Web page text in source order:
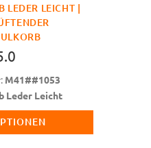
LEDER LEICHT |
M41##1053
Leder Leicht